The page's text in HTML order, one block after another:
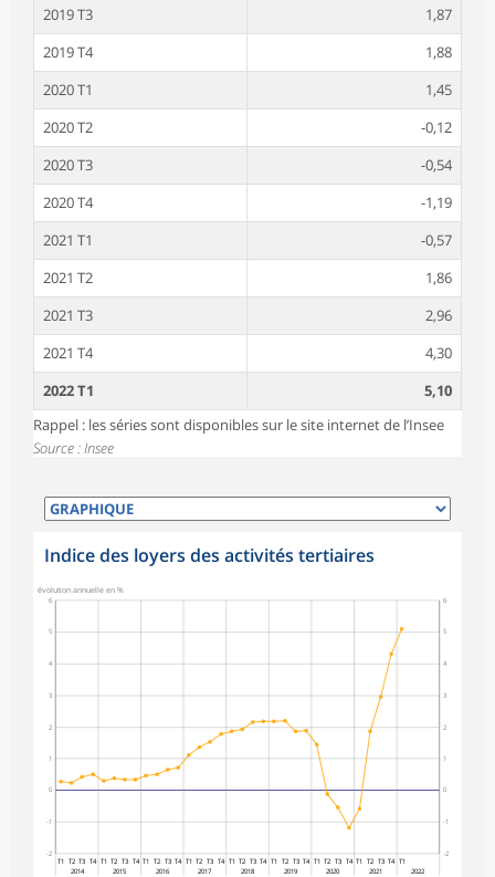
2019 T3
1,87
2019 T4
1,88
2020 T1
1,45
2020 T2
-0,12
2020 T3
-0,54
2020 T4
-1,19
2021 T1
-0,57
2021 T2
1,86
2021 T3
2,96
2021 T4
4,30
2022 T1
5,10
Rappel : les séries sont disponibles sur le site internet de l’Insee
Source : Insee
Indice des loyers des activités tertiaires
0
1
2
3
4
5
6
-1
-2 -2
-1
0
1
2
3
4
5
6
évolution annuelle en %
T1 T2 T3 T4 T1 T2 T3 T4 T1 T2 T3 T4 T1 T2 T3 T4 T1 T2 T3 T4 T1 T2 T3 T4 T1 T2 T3 T4 T1 T2 T3 T4 T1
2014
2015 2016 2017 2018 2019 2020 2021 2022